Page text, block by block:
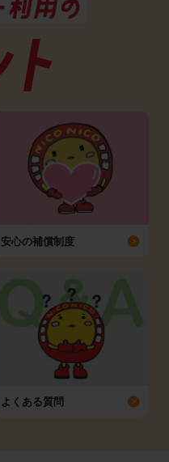
安心の補償制度
よくある質問